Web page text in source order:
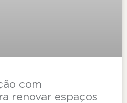
com
renovar espaços